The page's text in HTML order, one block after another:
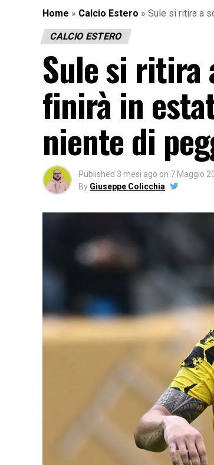
Home » Calcio Estero » Sule si ritira a
CALCIO ESTERO
Sule si ritira
finirà in
niente di
Published 3 mesi ago on 7 Maggio
By Giuseppe Colicchia